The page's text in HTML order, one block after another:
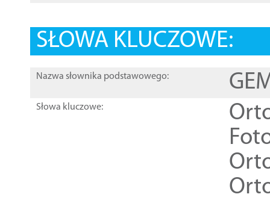
SŁOWA KLUCZOWE:
Nazwa słownika podstawowego:
Słowa kluczowe: